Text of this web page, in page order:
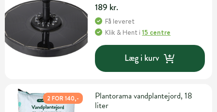
189 kr.
Få leveret
Klik & Hent i15 centre
Læg i kurv
2 FOR 140,-
Plantorama vandplantejord, 18
liter